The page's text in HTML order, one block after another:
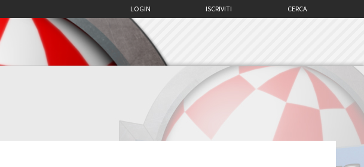
CERCA
ISCRIVITI
LOGIN